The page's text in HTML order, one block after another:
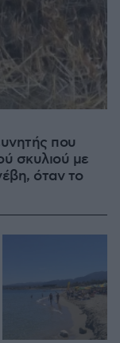
που
σκυλιού με
όταν το